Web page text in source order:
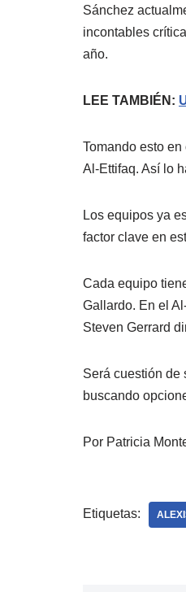
Sánchez
incontables
año.
LEE TAMBIÉN:
Tomando esto
Al-Ettifaq. Así lo
Los equipos ya
factor clave en
Cada equipo
Gallardo. En el
Steven Gerrard
Será cuestión de
buscando
Por Patricia
Etiquetas: